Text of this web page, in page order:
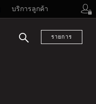
บริการลูกค้า
รายการ